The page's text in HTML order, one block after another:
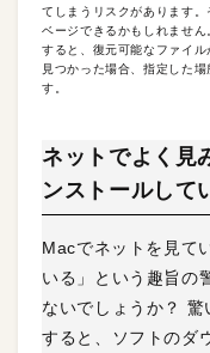
てしまうリスクがあります
ベージできるかもしれませ
すると、復元可能なファイ
見つかった場合、指定した
す。
ネットでよく見
ンストールして
Macでネットを見て
いる」という趣旨の
ないでしょうか？
すると、ソフトのダ